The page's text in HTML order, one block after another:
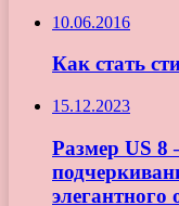
10.06.2016
Как стать
15.12.2023
Размер US
элегантного